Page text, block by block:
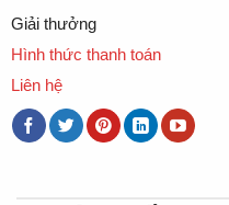
Giải thưởng
Hình thức thanh toán
Liên hệ